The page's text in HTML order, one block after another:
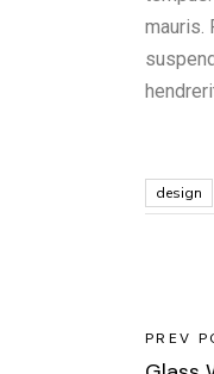
mauris.
design
PREV